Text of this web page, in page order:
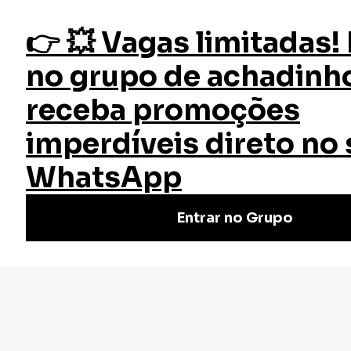
fazer login
Início Cursos Estatuto da Pessoa com Deficiência
Curso Estatuto da Pessoa com
Deficiência
da Pessoa com Deficiência? Esse curso gratuito online vai
te ajudar nessa missão! Matricule-se!